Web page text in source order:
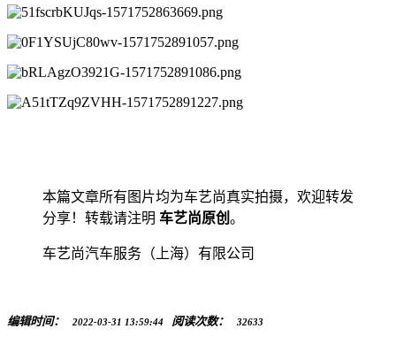
本篇文章所有图片均为车艺尚真实拍摄，欢迎转发
分享！转载请注明 车艺尚原创 。
车艺尚汽车服务（上海）有限公司
编辑时间： 2022-03-31 13:59:44 阅读次数： 32633